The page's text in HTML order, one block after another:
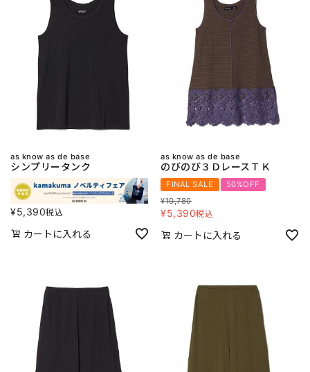
as know as de base
シンプリータンク
¥5,390税込
カートに入れる
as know as de base
のびのび３ＤレースＴＫ
FINAL SALE
50%OFF
¥10,780
¥5,390税込
カートに入れる